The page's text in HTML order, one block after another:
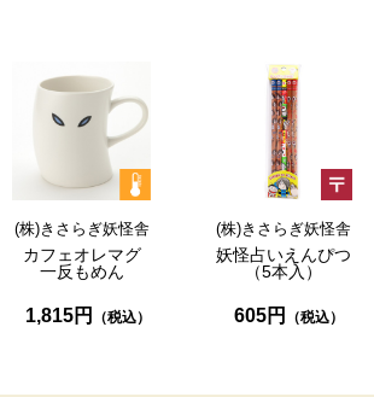
(株)きさらぎ妖怪舎
カフェオレマグ
一反もめん
1,815円
(株)きさらぎ妖怪舎
妖怪占いえんぴつ
（5本入）
605円